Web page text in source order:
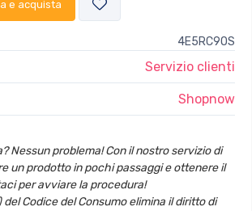
e acquista
4E5RC9OS
Servizio clienti
Shopnow
Nessun problema! Con il nostro servizio di
un prodotto in pochi passaggi e ottenere il
per avviare la procedura!
del Codice del Consumo elimina il diritto di